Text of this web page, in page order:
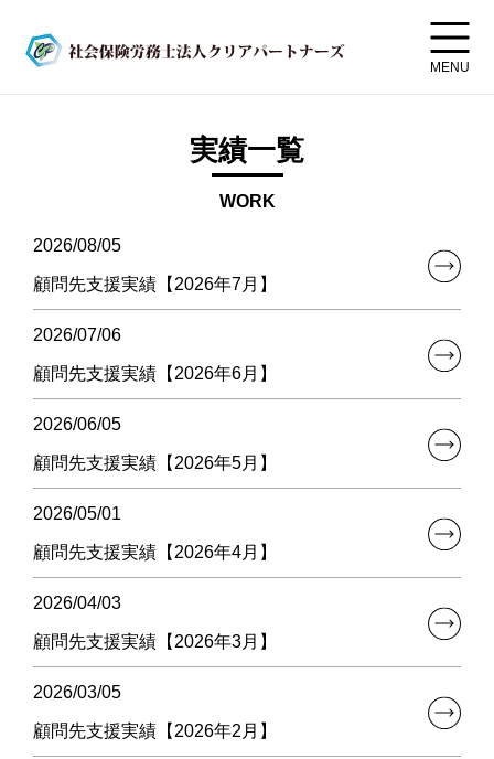
MENU
実績一覧
WORK
2026/08/05
顧問先支援実績【2026年7月】
2026/07/06
顧問先支援実績【2026年6月】
2026/06/05
顧問先支援実績【2026年5月】
2026/05/01
顧問先支援実績【2026年4月】
2026/04/03
顧問先支援実績【2026年3月】
2026/03/05
顧問先支援実績【2026年2月】